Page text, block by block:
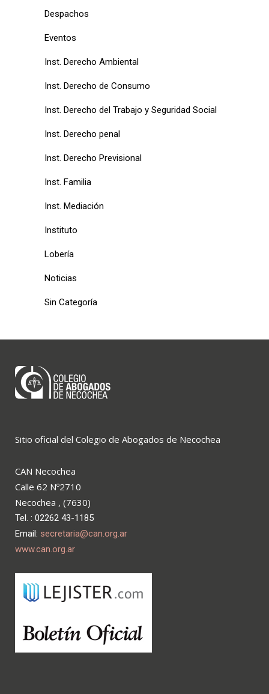
Despachos
Eventos
Inst. Derecho Ambiental
Inst. Derecho de Consumo
Inst. Derecho del Trabajo y Seguridad Social
Inst. Derecho penal
Inst. Derecho Previsional
Inst. Familia
Inst. Mediación
Instituto
Lobería
Noticias
Sin Categoría
Sitio oficial del Colegio de Abogados de Necochea
CAN Necochea
Calle 62 Nº2710
Necochea , (7630)
Tel. : 02262 43-1185
Email: secretaria@can.org.ar
www.can.org.ar